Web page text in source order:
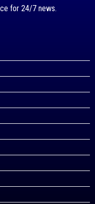
for 24/7 news.